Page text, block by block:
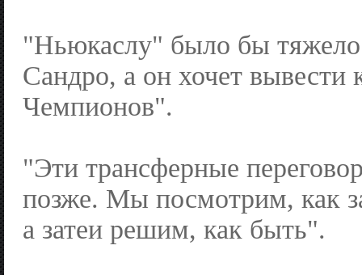
"Ньюкаслу" было бы тяжело
Сандро, а он хочет вывести
Чемпионов".
"Эти трансферные
позже. Мы посмотрим, как
а затеи решим, как быть".